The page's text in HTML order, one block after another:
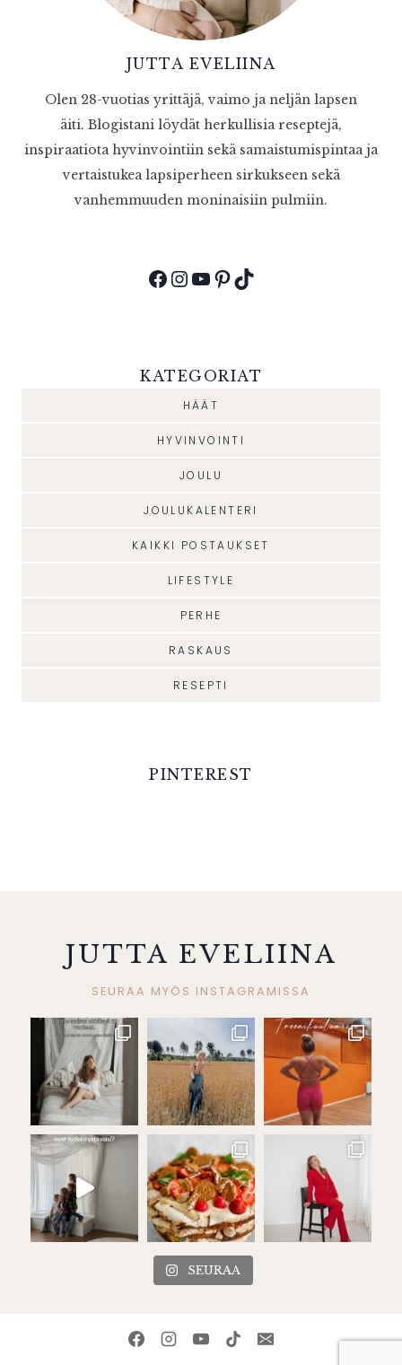
JUTTA EVELIINA
Olen 28-vuotias yrittäjä, vaimo ja neljän lapsen
äiti. Blogistani löydät herkullisia reseptejä,
inspiraatiota hyvinvointiin sekä samaistumispintaa ja
vertaistukea lapsiperheen sirkukseen sekä
vanhemmuuden moninaisiin pulmiin.
Facebook
Instagram
YouTube
Pinterest
TikTok
KATEGORIAT
HÄÄT
HYVINVOINTI
JOULU
JOULUKALENTERI
KAIKKI POSTAUKSET
LIFESTYLE
PERHE
RASKAUS
RESEPTI
PINTEREST
JUTTA EVELIINA
SEURAA MYÖS INSTAGRAMISSA
SEURAA